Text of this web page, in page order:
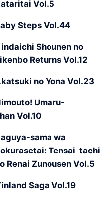
Vol.5
Steps Vol.44
Shounen no
Returns Vol.12
no Yona Vol.23
Umaru-
Vol.10
sama wa
Tensai-tachi
Renai Zunousen Vol.5
Saga Vol.19